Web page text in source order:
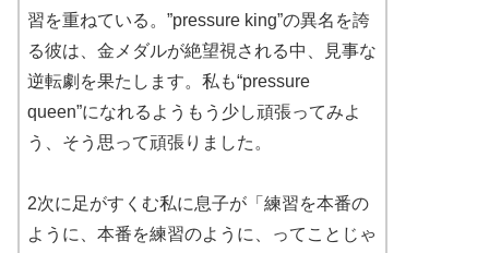
習を重ねている。”pressure king”の異名を誇
る彼は、金メダルが絶望視される中、見事な
逆転劇を果たします。私も“pressure
queen”になれるようもう少し頑張ってみよ
う、そう思って頑張りました。
2次に足がすくむ私に息子が「練習を本番の
ように、本番を練習のように、ってことじゃ